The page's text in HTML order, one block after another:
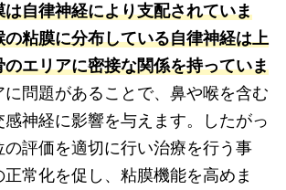
は自律神経により支配されていま
の粘膜に分布している自律神経は上
エリアに密接な関係を持っていま
に問題があることで、鼻や喉を含む
神経に影響を与えます。したがっ
の評価を適切に行い治療を行う事
常化を促し、粘膜機能を高めま